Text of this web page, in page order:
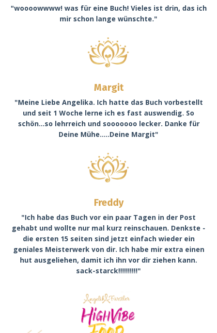
"woooowwww! was für eine Buch! Vieles ist drin, das ich
mir schon lange wünschte."
Margit
"Meine Liebe Angelika. Ich hatte das Buch vorbestellt
und seit 1 Woche lerne ich es fast auswendig. So
schön...so lehrreich und sooooooo lecker. Danke für
Deine Mühe.....Deine Margit"
Freddy
"Ich habe das Buch vor ein paar Tagen in der Post
gehabt und wollte nur mal kurz reinschauen. Denkste -
die ersten 15 seiten sind jetzt einfach wieder ein
geniales Meisterwerk von dir. Ich habe mir extra einen
hut ausgeliehen, damit ich ihn vor dir ziehen kann.
sack-starck!!!!!!!!!!"